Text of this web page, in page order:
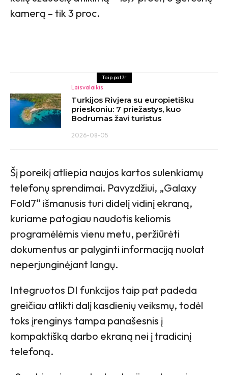
kamerą – tik 3 proc.
Taip pat žr
Laisvalaikis
Turkijos Rivjera su europietišku
prieskoniu: 7 priežastys, kuo
Bodrumas žavi turistus
2026-08-05
Šį poreikį atliepia naujos kartos sulenkiamų
telefonų sprendimai. Pavyzdžiui, „Galaxy
Fold7“ išmanusis turi didelį vidinį ekraną,
kuriame patogiau naudotis keliomis
programėlėmis vienu metu, peržiūrėti
dokumentus ar palyginti informaciją nuolat
neperjunginėjant langų.
Integruotos DI funkcijos taip pat padeda
greičiau atlikti dalį kasdienių veiksmų, todėl
toks įrenginys tampa panašesnis į
kompaktišką darbo ekraną nei į tradicinį
telefoną.